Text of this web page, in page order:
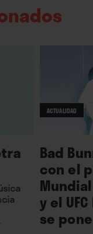
ACTUALIDAD
Bad
con el
y el
se